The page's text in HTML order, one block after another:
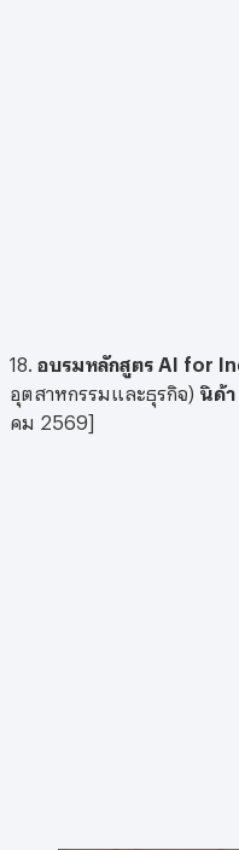
18. อบรมหลักสูตร AI for
อุตสาหกรรมและธุรกิจ) นิด้า
คม 2569]